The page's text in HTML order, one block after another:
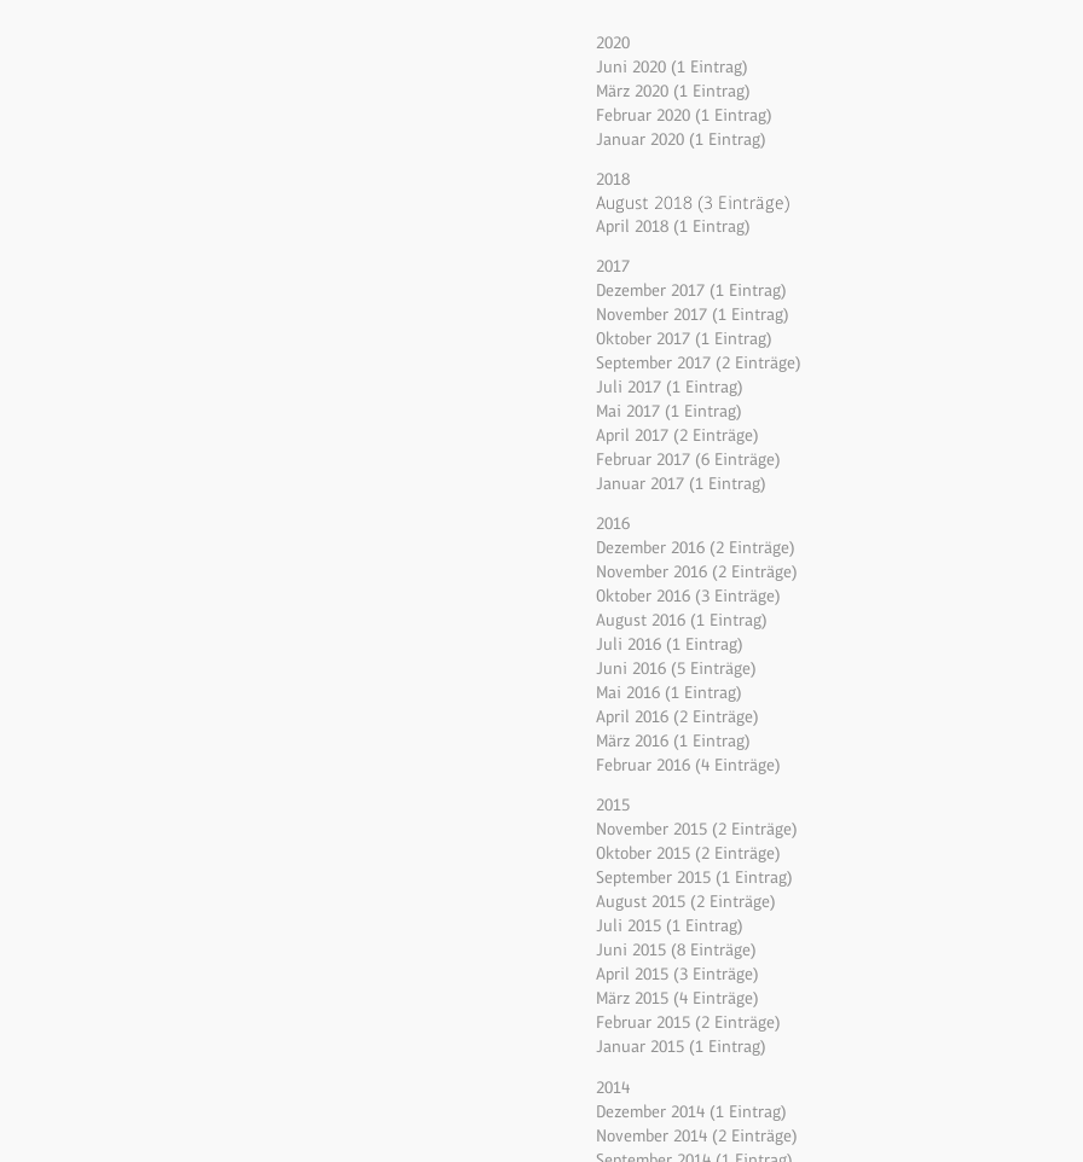
2020
Juni 2020 (1 Eintrag)
März 2020 (1 Eintrag)
Februar 2020 (1 Eintrag)
Januar 2020 (1 Eintrag)
2018
August 2018 (3 Einträge)
April 2018 (1 Eintrag)
2017
Dezember 2017 (1 Eintrag)
November 2017 (1 Eintrag)
Oktober 2017 (1 Eintrag)
September 2017 (2 Einträge)
Juli 2017 (1 Eintrag)
Mai 2017 (1 Eintrag)
April 2017 (2 Einträge)
Februar 2017 (6 Einträge)
Januar 2017 (1 Eintrag)
2016
Dezember 2016 (2 Einträge)
November 2016 (2 Einträge)
Oktober 2016 (3 Einträge)
August 2016 (1 Eintrag)
Juli 2016 (1 Eintrag)
Juni 2016 (5 Einträge)
Mai 2016 (1 Eintrag)
April 2016 (2 Einträge)
März 2016 (1 Eintrag)
Februar 2016 (4 Einträge)
2015
November 2015 (2 Einträge)
Oktober 2015 (2 Einträge)
September 2015 (1 Eintrag)
August 2015 (2 Einträge)
Juli 2015 (1 Eintrag)
Juni 2015 (8 Einträge)
April 2015 (3 Einträge)
März 2015 (4 Einträge)
Februar 2015 (2 Einträge)
Januar 2015 (1 Eintrag)
2014
Dezember 2014 (1 Eintrag)
November 2014 (2 Einträge)